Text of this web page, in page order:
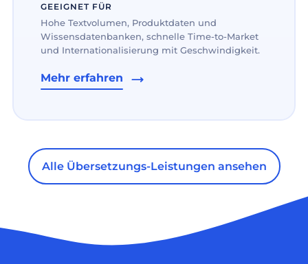
GEEIGNET FÜR
Hohe Textvolumen, Produktdaten und
Wissensdatenbanken, schnelle Time-to-Market
und Internationalisierung mit Geschwindigkeit.
Mehr erfahren
Alle Übersetzungs-Leistungen ansehen